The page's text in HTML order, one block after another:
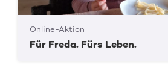
Online-Aktion
Für Freda. Fürs Leben.